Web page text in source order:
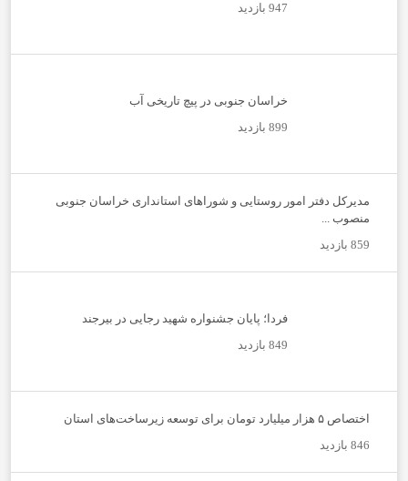
947 بازدید
خراسان جنوبی در پیچ تاریخی آب
899 بازدید
مدیرکل دفتر امور روستایی و شوراهای استانداری خراسان جنوبی
منصوب ...
859 بازدید
فردا؛ پایان جشنواره شهید رجایی در بیرجند
849 بازدید
اختصاص ۵ هزار میلیارد تومان برای توسعه زیرساخت‌های استان
846 بازدید